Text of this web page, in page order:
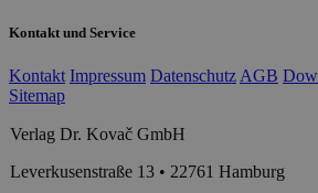
Kontakt und Service
Kontakt Impressum Datenschutz AGB
Sitemap
Verlag Dr. Kovač GmbH
Leverkusenstraße 13 • 22761 Hamburg